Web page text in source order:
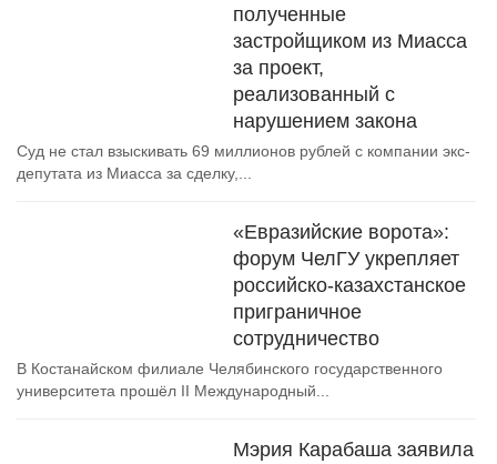
полученные
застройщиком из Миасса
за проект,
реализованный с
нарушением закона
Суд не стал взыскивать 69 миллионов рублей с компании экс-
депутата из Миасса за сделку,...
«Евразийские ворота»:
форум ЧелГУ укрепляет
российско-казахстанское
приграничное
сотрудничество
В Костанайском филиале Челябинского государственного
университета прошёл II Международный...
Мэрия Карабаша заявила